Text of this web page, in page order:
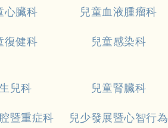
心臟科 兒童血液腫瘤科
復健科 兒童感染科
兒科 兒童腎臟科
暨重症科
兒少發展暨心智行為